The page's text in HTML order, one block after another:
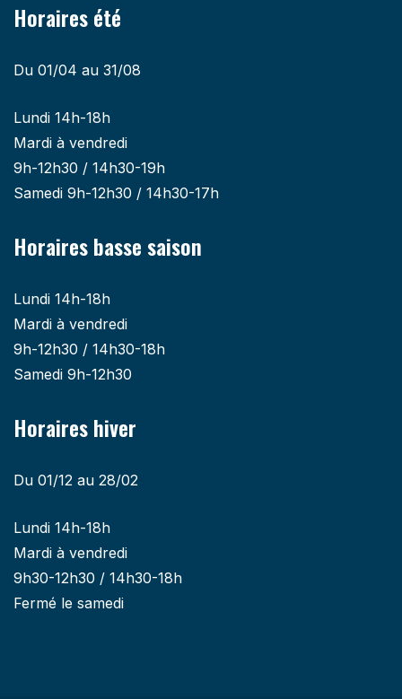
Horaires été
Du 01/04 au 31/08
Lundi 14h-18h
Mardi à vendredi
9h-12h30 / 14h30-19h
Samedi 9h-12h30 / 14h30-17h
Horaires basse saison
Lundi 14h-18h
Mardi à vendredi
9h-12h30 / 14h30-18h
Samedi 9h-12h30
Horaires hiver
Du 01/12 au 28/02
Lundi 14h-18h
Mardi à vendredi
9h30-12h30 / 14h30-18h
Fermé le samedi